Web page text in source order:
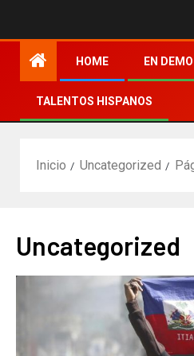
HOME EN
TALENTOS HISPANOS
Inicio Uncategorized
Uncategorized